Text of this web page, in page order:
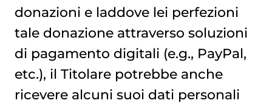
donazioni e laddove lei perfezioni
tale donazione attraverso soluzioni
di pagamento digitali (e.g., PayPal,
etc.), il Titolare potrebbe anche
ricevere alcuni suoi dati personali